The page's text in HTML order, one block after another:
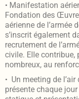
• Manifestation
Fondation des
aérienne de l’armée
s’inscrit également
recrutement de
civile. Elle contribue,
nombreux, au
• Un meeting de l’air
présente chaque